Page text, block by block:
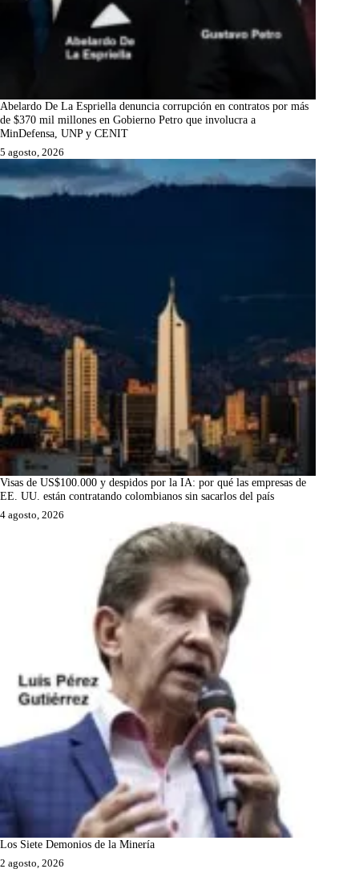
Abelardo De La Espriella denuncia corrupción en contratos por más
de $370 mil millones en Gobierno Petro que involucra a
MinDefensa, UNP y CENIT
5 agosto, 2026
Visas de US$100.000 y despidos por la IA: por qué las empresas de
EE. UU. están contratando colombianos sin sacarlos del país
4 agosto, 2026
Los Siete Demonios de la Minería
2 agosto, 2026